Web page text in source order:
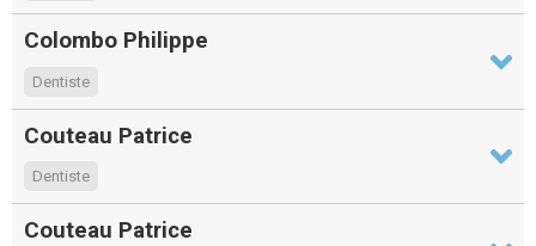
Colombo Philippe
Dentiste
Couteau Patrice
Dentiste
Couteau Patrice